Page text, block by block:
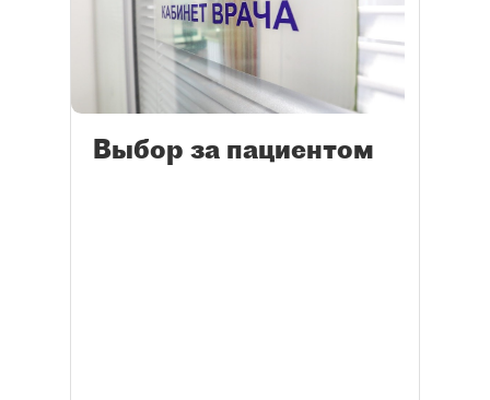
Выбор за пациентом